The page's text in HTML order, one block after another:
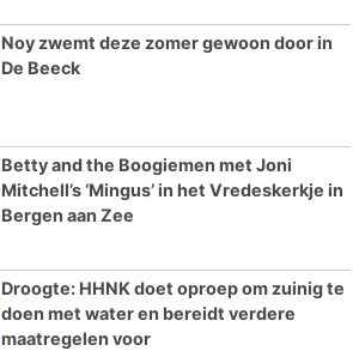
Noy zwemt deze zomer gewoon door in
De Beeck
Betty and the Boogiemen met Joni
Mitchell’s ‘Mingus’ in het Vredeskerkje in
Bergen aan Zee
Droogte: HHNK doet oproep om zuinig te
doen met water en bereidt verdere
maatregelen voor